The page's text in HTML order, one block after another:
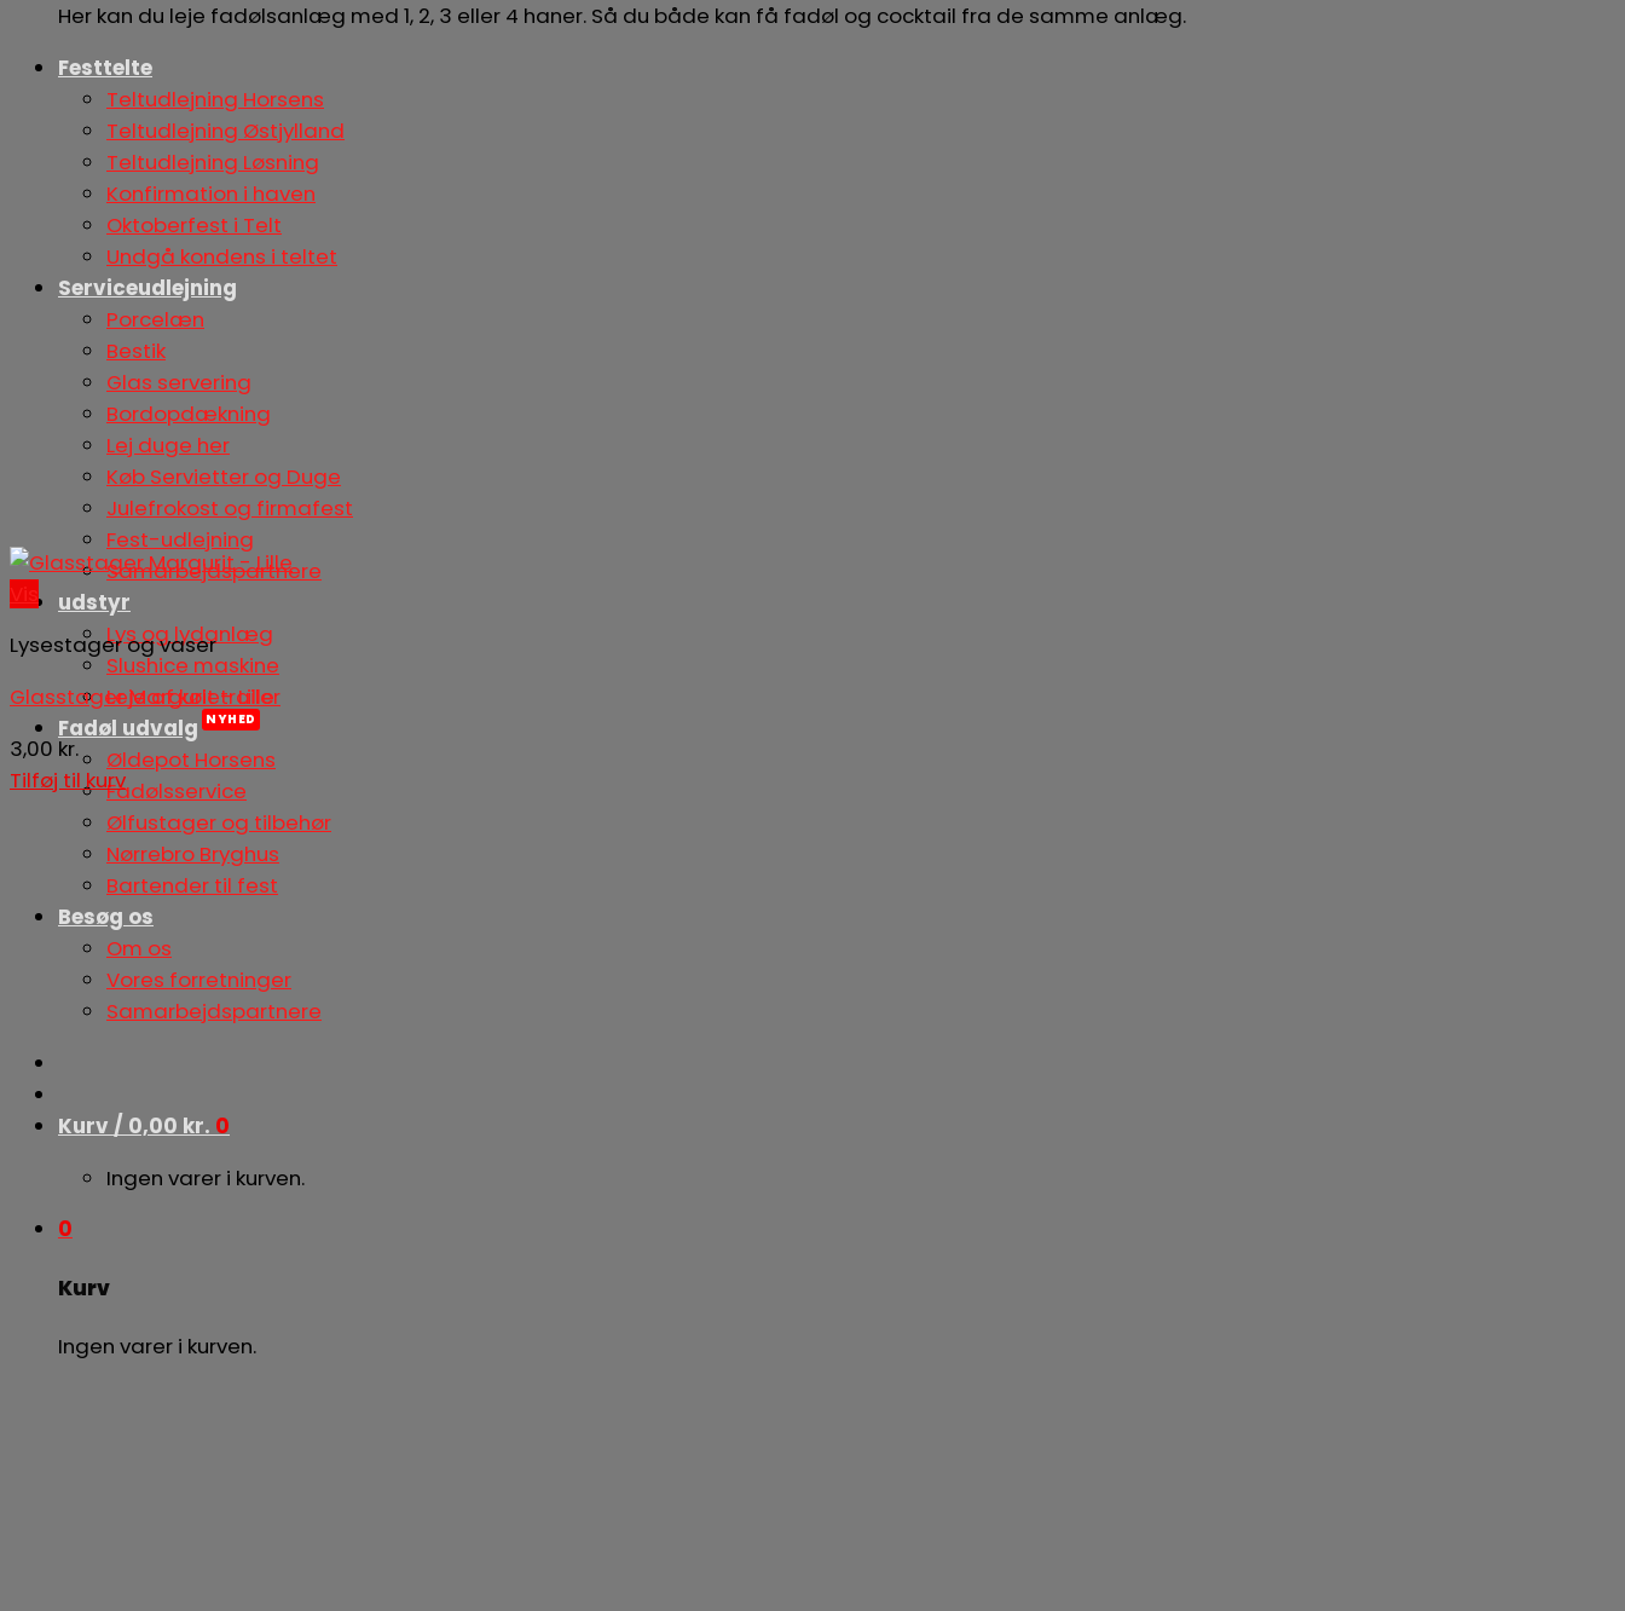
Her kan du leje fadølsanlæg med 1, 2, 3 eller 4 haner. Så du både kan få fadøl og cocktail fra de samme anlæg.
Festtelte
Teltudlejning Horsens
Teltudlejning Østjylland
Teltudlejning Løsning
Konfirmation i haven
Oktoberfest i Telt
Undgå kondens i teltet
Serviceudlejning
Porcelæn
Bestik
Glas servering
Bordopdækning
Lej duge her
Køb Servietter og Duge
Julefrokost og firmafest
Fest-udlejning
Samarbejdspartnere
udstyr
Lys og lydanlæg
Slushice maskine
Leje af køletrailer
Fadøl udvalg
Øldepot Horsens
Fadølsservice
Ølfustager og tilbehør
Nørrebro Bryghus
Bartender til fest
Besøg os
Om os
Vores forretninger
Samarbejdspartnere
Kurv / 0,00 kr. 0
Ingen varer i kurven.
0
Kurv
Ingen varer i kurven.
Lysestager og vaser
Glasstager Margurit – Lille
3,00 kr.
Tilføj til kurv